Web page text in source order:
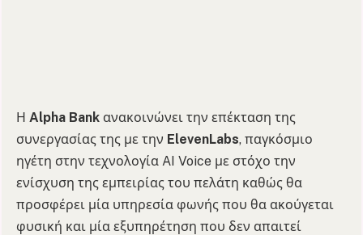
Η Alpha Bank ανακοινώνει την επέκταση της
συνεργασίας της με την ElevenLabs, παγκόσμιο
ηγέτη στην τεχνολογία AI Voice με στόχο την
ενίσχυση της εμπειρίας του πελάτη καθώς θα
προσφέρει μία υπηρεσία φωνής που θα ακούγεται
φυσική και μία εξυπηρέτηση που δεν απαιτεί